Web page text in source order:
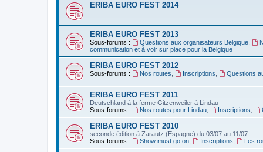
ERIBA EURO FEST 2014
ERIBA EURO FEST 2013
Sous-forums : Questions aux organisateurs Belgique,
communication et à voir sur place pour la Belgique
ERIBA EURO FEST 2012
Sous-forums : Nos routes Inscriptions Questions
ERIBA EURO FEST 2011
Deutschland‏ à la ferme Gitzenweiler à Lindau
Sous-forums :
Nos routes pour Lindau, Inscriptions
ERIBA EURO FEST 2010
seconde édition à Zarautz (Espagne) du 03/07 au 11/07
Sous-forums :
Show must go on, Inscriptions Les